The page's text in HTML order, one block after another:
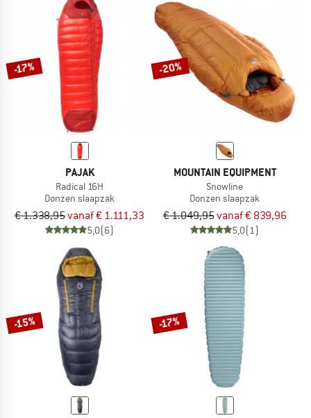
-17%
PAJAK
Radical 16H
Donzen slaapzak
€ 1.338,95vanaf € 1.111,33
5,0(6)
-20%
MOUNTAIN EQUIPMENT
Snowline
Donzen slaapzak
€ 1.049,95vanaf € 839,96
5,0(1)
-15% -17%